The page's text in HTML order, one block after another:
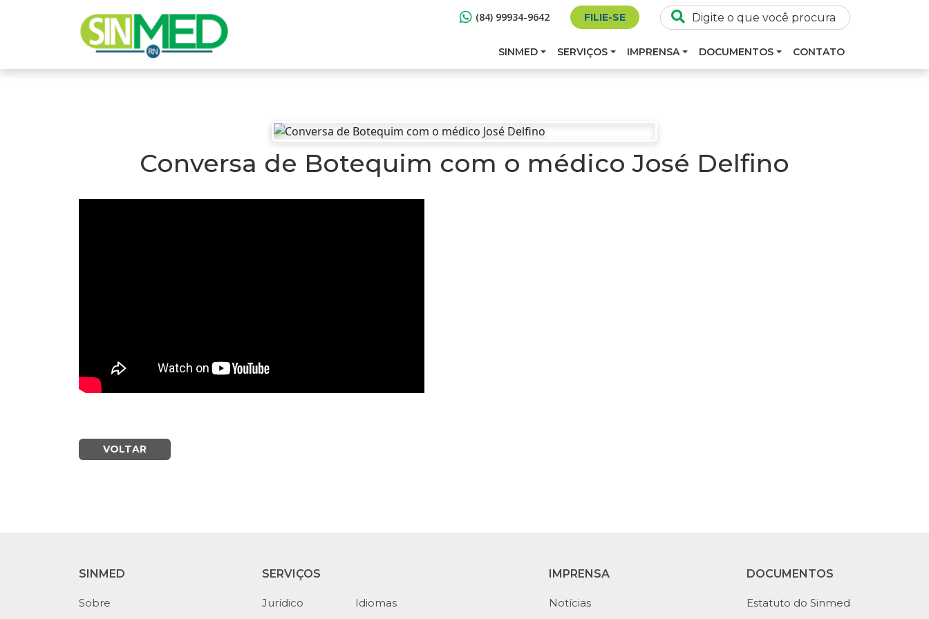
(84) 99934-9642 FILIE-SE
SINMED SERVIÇOS IMPRENSA DOCUMENTOS CONTATO
Conversa de Botequim com o médico José Delfino
VOLTAR
SINMED
Sobre
SERVIÇOS
Jurídico
Idiomas
IMPRENSA
Notícias
DOCUMENTOS
Estatuto do Sinmed